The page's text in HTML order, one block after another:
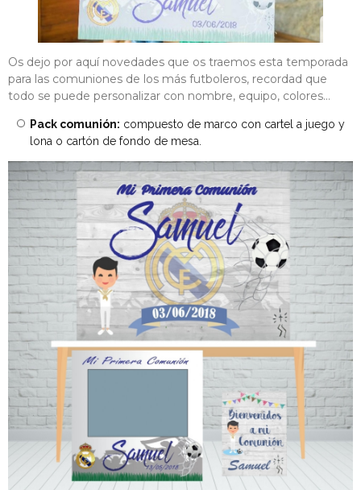
Os dejo por aquí novedades que os traemos esta temporada
para las comuniones de los más futboleros, recordad que
todo se puede personalizar con nombre, equipo, colores...
Pack comunión: compuesto de marco con cartel a juego y
lona o cartón de fondo de mesa.